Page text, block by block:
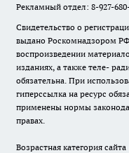
Рекламный отдел: 8-927-
Свидетельство о
выдано Роскомнадзором
воспроизведении
изданиях, а также теле-
обязательна. При
гиперссылка на ресурс
применены нормы
правах.
Возрастная категория